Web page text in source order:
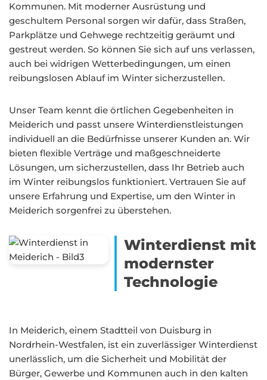
Kommunen. Mit moderner Ausrüstung und
geschultem Personal sorgen wir dafür, dass Straßen,
Parkplätze und Gehwege rechtzeitig geräumt und
gestreut werden. So können Sie sich auf uns verlassen,
auch bei widrigen Wetterbedingungen, um einen
reibungslosen Ablauf im Winter sicherzustellen.
Unser Team kennt die örtlichen Gegebenheiten in
Meiderich und passt unsere Winterdienstleistungen
individuell an die Bedürfnisse unserer Kunden an. Wir
bieten flexible Verträge und maßgeschneiderte
Lösungen, um sicherzustellen, dass Ihr Betrieb auch
im Winter reibungslos funktioniert. Vertrauen Sie auf
unsere Erfahrung und Expertise, um den Winter in
Meiderich sorgenfrei zu überstehen.
Winterdienst mit
modernster
Technologie
In Meiderich, einem Stadtteil von Duisburg in
Nordrhein-Westfalen, ist ein zuverlässiger Winterdienst
unerlässlich, um die Sicherheit und Mobilität der
Bürger, Gewerbe und Kommunen auch in den kalten